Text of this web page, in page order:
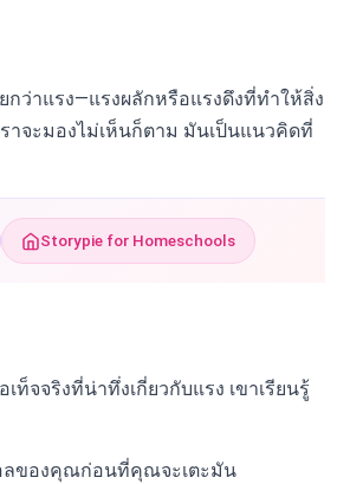
กว่าแรง—แรงผลักหรือแรงดึงที่ทำให้สิ่ง
าจะมองไม่เห็นก็ตาม มันเป็นแนวคิดที่
Storypie for Homeschools
จจริงที่น่าทึ่งเกี่ยวกับแรง เขาเรียนรู้
ลของคุณก่อนที่คุณจะเตะมัน